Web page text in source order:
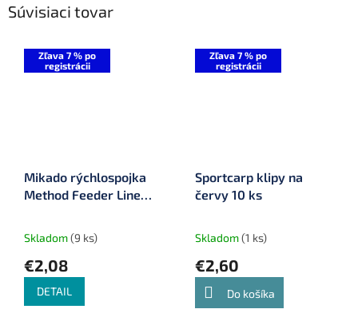
Súvisiaci tovar
Zľava 7 % po
registrácii
Mikado rýchlospojka
Method Feeder Line
Skladom(9 ks)
€2,08
DETAIL
Zľava 7 % po
registrácii
Sportcarp klipy na
červy 10 ks
Skladom(1 ks)
€2,60
Do košíka